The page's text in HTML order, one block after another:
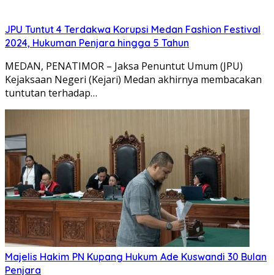
JPU Tuntut 4 Terdakwa Korupsi Medan Fashion Festival
2024, Hukuman Penjara hingga 5 Tahun
MEDAN, PENATIMOR – Jaksa Penuntut Umum (JPU)
Kejaksaan Negeri (Kejari) Medan akhirnya membacakan
tuntutan terhadap…
Majelis Hakim PN Kupang Hukum Ade Kuswandi 30 Bulan
Penjara